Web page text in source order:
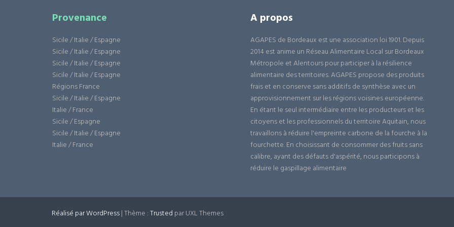
Provenance
Sicile / Italie / Espagne
Sicile / Italie / Espagne
Sicile / Italie / Espagne
Sicile / Italie / Espagne
Régions France
Sicile / Italie / Espagne
Italie / France
Sicile / Espagne
Sicile / Italie / Espagne
Italie / France
A propos
AGAPES de Bordeaux est une association loi 1901. Depuis
2014 est anime un Réseau Alimentaire Local sur Bordeaux
Métropole et Alentours pour participer à la résilience
alimentaire des territoires. AGAPES propose des produits
frais et en conserve sans additifs de synthèse avec un
approvisionnement sur les régions voisines européenne.
En étant le seul intermédiaire entre les producteurs et les
citoyens et les professionnels du territoire Aquitain, nous
travaillons à réduire l'empreinte carbone de la fourche à la
fourchette. En choisissant de consommer des fruits sans
calibre, ayant des défauts d'aspérité, nous participons à
réduire le gaspillage alimentaire
Réalisé par WordPress|Thème :Trusted par UXL Themes